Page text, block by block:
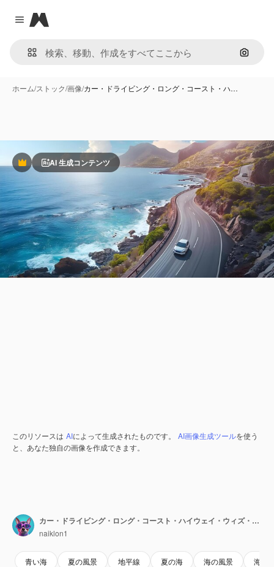
Close menu
Magnific
画像で
ホーム/ストック/画像/カー・ドライビング・ロング・コースト・ハ…
PremiumAI 生成コンテンツ
このリソースは AIによって生成されたものです。 AI画像生成ツールを使う
と、あなた独自の画像を作成できます。
カー・ドライビング・ロング・コースト・ハイウェイ・ウィズ・オーシャン・ビュー コンセプト・トラベル・フォトグラフィー アエリアル・ビュー 沿岸風景 カール・ドライヴィング・ショット オーシャン・シーン
naiklon1
青い海 夏の風景 地平線 夏の海 海の風景 海岸